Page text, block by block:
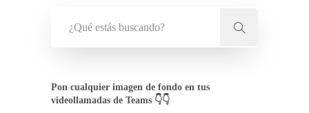
Pon cualquier imagen de fondo en tus
videollamadas de Teams 👇👇